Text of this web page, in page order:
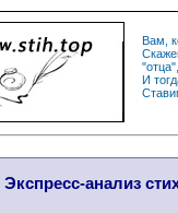
Вам,
"отца",
И
Экспресс-анализ